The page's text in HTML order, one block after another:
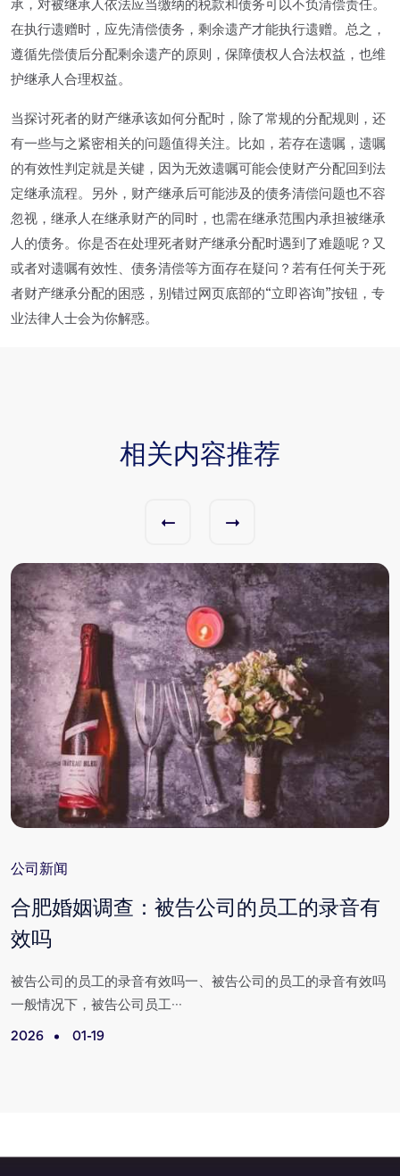
承，对被继承人依法应当缴纳的税款和债务可以不负清偿责任。
在执行遗赠时，应先清偿债务，剩余遗产才能执行遗赠。总之，
遵循先偿债后分配剩余遗产的原则，保障债权人合法权益，也维
护继承人合理权益。
当探讨死者的财产继承该如何分配时，除了常规的分配规则，还
有一些与之紧密相关的问题值得关注。比如，若存在遗嘱，遗嘱
的有效性判定就是关键，因为无效遗嘱可能会使财产分配回到法
定继承流程。另外，财产继承后可能涉及的债务清偿问题也不容
忽视，继承人在继承财产的同时，也需在继承范围内承担被继承
人的债务。你是否在处理死者财产继承分配时遇到了难题呢？又
或者对遗嘱有效性、债务清偿等方面存在疑问？若有任何关于死
者财产继承分配的困惑，别错过网页底部的“立即咨询”按钮，专
业法律人士会为你解惑。
相关内容推荐
公司新闻
合肥婚姻调查：被告公司的员工的录音有
效吗
被告公司的员工的录音有效吗一、被告公司的员工的录音有效吗
一般情况下，被告公司员工···
2026 01-19